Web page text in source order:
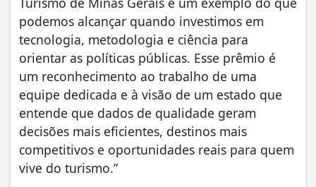
podemos alcançar quando investimos em
tecnologia, metodologia e ciência para
orientar as políticas públicas. Esse prêmio é
um reconhecimento ao trabalho de uma
equipe dedicada e à visão de um estado que
entende que dados de qualidade geram
decisões mais eficientes, destinos mais
competitivos e oportunidades reais para quem
vive do turismo.”